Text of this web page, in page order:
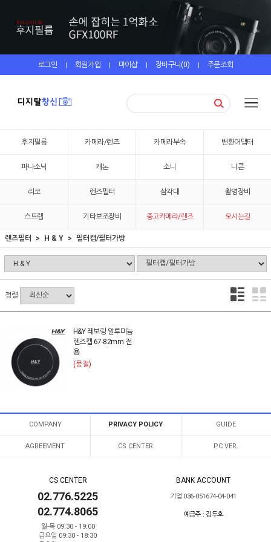
로그인 | 회원가입 | 마이샵 | 장바구니(0) | 주문조회
후지필름 카메라/렌즈 카메라부속 변환어댑터
파나소닉 캐논 소니 니콘
리코 렌즈필터 삼각대 촬영장비
스트랩 기타보조장비 중고카메라/렌즈 오시는길
렌즈필터 H & Y 필터캡/필터가방
정렬
H&Y 레보링 알루미늄
렌즈캡 67-82mm 전
용
(품절)
COMPANY PRIVACY POLICY GUIDE
AGREEMENT CS CENTER PC VER.
CS CENTER
02.776.5225
02.774.8065
월-목 09:30 - 19:00
금요일 09:30 - 18:30
BANK ACCOUNT
기업 036-051674-04-041
예금주 : 김두호